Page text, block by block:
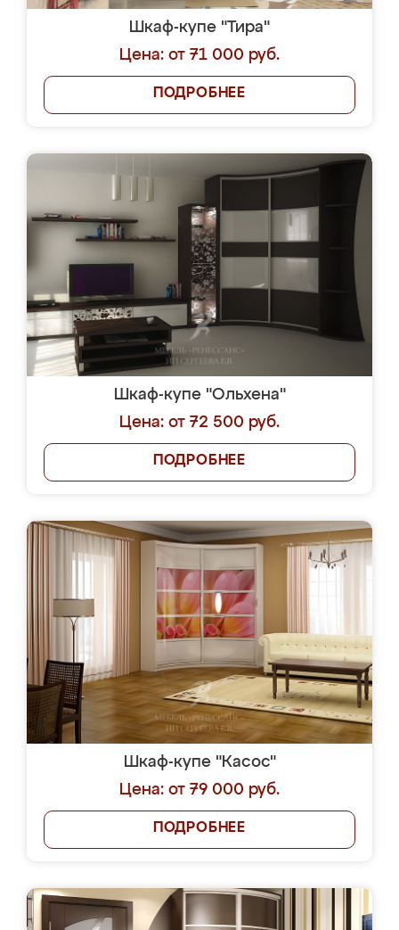
Шкаф-купе "Тира"
Цена: от 71 000 руб.
ПОДРОБНЕЕ
Шкаф-купе "Ольхена"
Цена: от 72 500 руб.
ПОДРОБНЕЕ
Шкаф-купе "Касос"
Цена: от 79 000 руб.
ПОДРОБНЕЕ